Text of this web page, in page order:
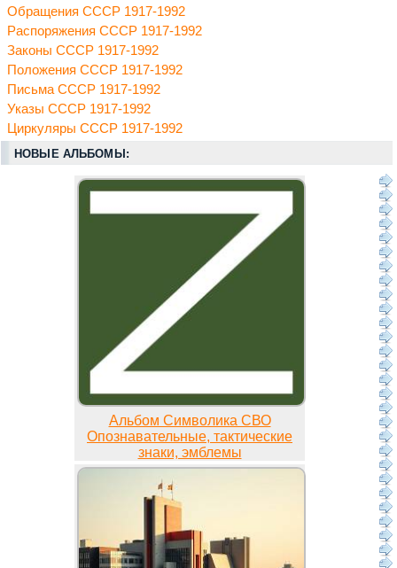
Обращения СССР 1917-1992
Распоряжения СССР 1917-1992
Законы СССР 1917-1992
Положения СССР 1917-1992
Письма СССР 1917-1992
Указы СССР 1917-1992
Циркуляры СССР 1917-1992
НОВЫЕ АЛЬБОМЫ:
Альбом Символика СВО
Опознавательные, тактические
знаки, эмблемы